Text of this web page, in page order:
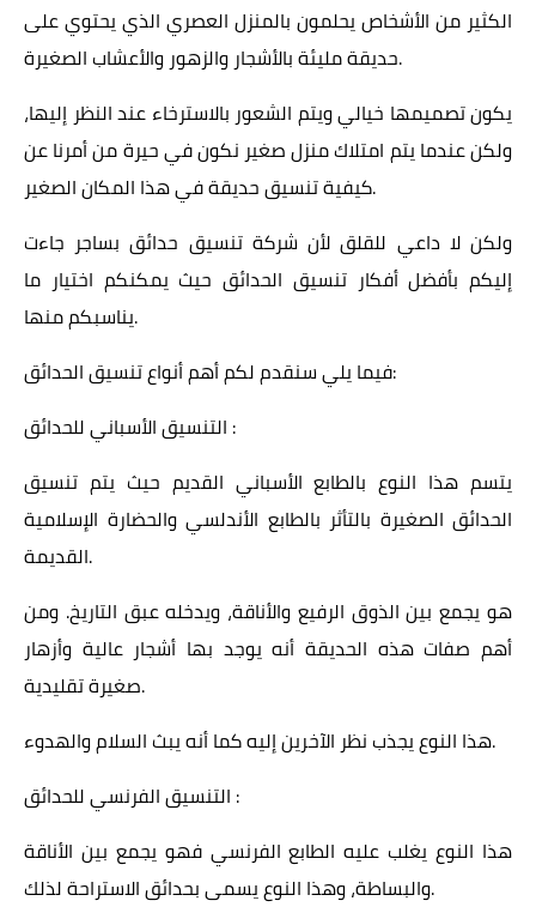
الكثير من الأشخاص يحلمون بالمنزل العصري الذي يحتوي على
حديقة مليئة بالأشجار والزهور والأعشاب الصغيرة.
يكون تصميمها خيالي ويتم الشعور بالاسترخاء عند النظر إليها،
ولكن عندما يتم امتلاك منزل صغير نكون في حيرة من أمرنا عن
كيفية تنسيق حديقة في هذا المكان الصغير.
ولكن لا داعي للقلق لأن شركة تنسيق حدائق بساجر جاءت
إليكم بأفضل أفكار تنسيق الحدائق حيث يمكنكم اختيار ما
يناسبكم منها.
فيما يلي سنقدم لكم أهم أنواع تنسيق الحدائق:
التنسيق الأسباني للحدائق :
يتسم هذا النوع بالطابع الأسباني القديم حيث يتم تنسيق
الحدائق الصغيرة بالتأثر بالطابع الأندلسي والحضارة الإسلامية
القديمة.
هو يجمع بين الذوق الرفيع والأناقة، ويدخله عبق التاريخ. ومن
أهم صفات هذه الحديقة أنه يوجد بها أشجار عالية وأزهار
صغيرة تقليدية.
هذا النوع يجذب نظر الآخرين إليه كما أنه يبث السلام والهدوء.
التنسيق الفرنسي للحدائق :
هذا النوع يغلب عليه الطابع الفرنسي فهو يجمع بين الأناقة
والبساطة، وهذا النوع يسمى بحدائق الاستراحة لذلك.